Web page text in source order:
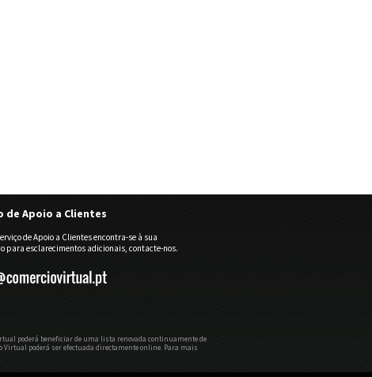
de Apoio a Clientes
de Apoio a Clientes encontra-se à sua
para esclarecimentos adicionais, contacte-nos.
poderá beneficiar de uma lista renovada continuamente de
Virtual poderá ser efectuada directamente online. Para mais